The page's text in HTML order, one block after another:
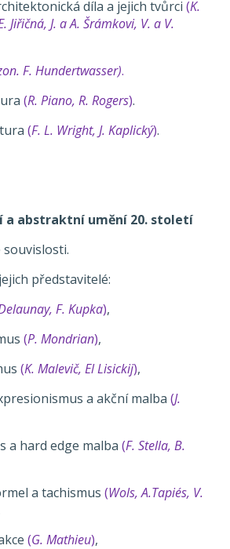
díla a jejich tvůrci (K.
Jiřičná, J. a A. Šrámkovi, V. a V.
F. Hundertwasser).
(R. Piano, R. Rogers).
(F. L. Wright, J. Kaplický).
abstraktní umění 20. století
představitelé:
F. Kupka),
(P. Mondrian),
(K. Malevič, El Lisickij),
a akční malba (J.
a hard edge malba (F. Stella, B.
a tachismus (Wols, A.Tapiés, V.
(G. Mathieu),